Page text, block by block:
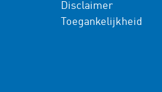
Disclaimer
Toegankelijkheid